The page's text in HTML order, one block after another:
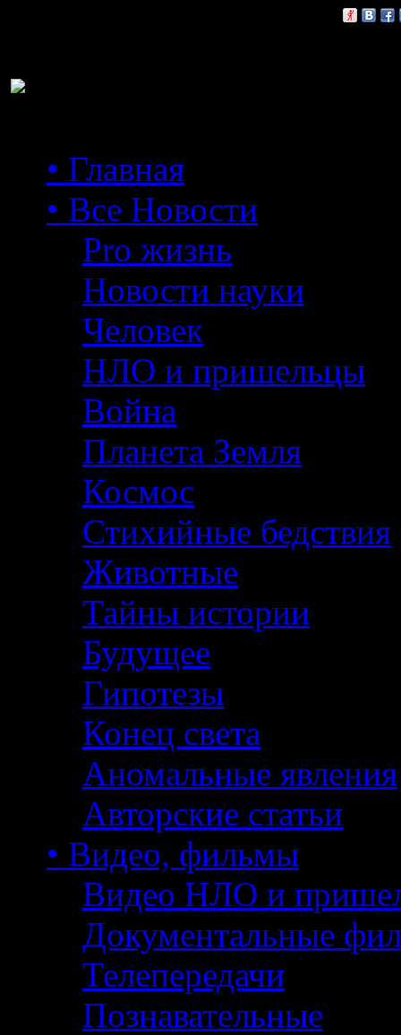
• Главная
• Все Новости
Pro жизнь
Новости науки
Человек
НЛО и пришельцы
Война
Планета Земля
Космос
Стихийные бедствия
Животные
Тайны истории
Будущее
Гипотезы
Конец света
Аномальные явления
Авторские статьи
• Видео, фильмы
Видео НЛО и
Документальные
Телепередачи
Познавательные